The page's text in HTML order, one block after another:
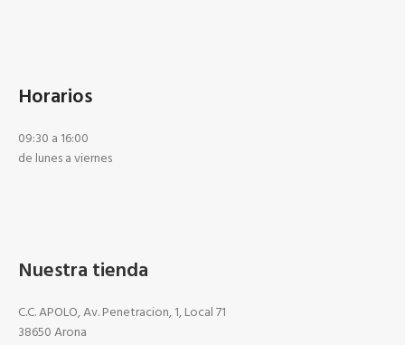
Horarios
09:30 a 16:00
de lunes a viernes
Nuestra tienda
C.C. APOLO, Av. Penetracion, 1, Local 71
38650 Arona